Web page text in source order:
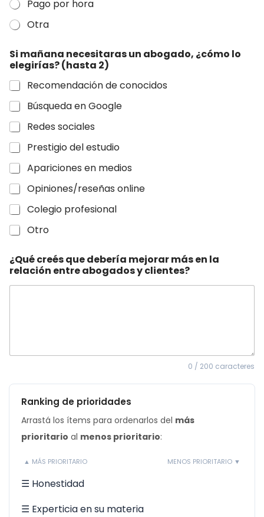
Pago por hora
Otra
Si mañana necesitaras un abogado, ¿cómo lo
elegirías? (hasta 2)
Recomendación de conocidos
Búsqueda en Google
Redes sociales
Prestigio del estudio
Apariciones en medios
Opiniones/reseñas online
Colegio profesional
Otro
¿Qué creés que debería mejorar más en la
relación entre abogados y clientes?
0 / 200 caracteres
Ranking de prioridades
Arrastá los ítems para ordenarlos del más
prioritario al menos prioritario:
▲ MÁS PRIORITARIO MENOS PRIORITARIO ▼
☰ Honestidad
☰ Experticia en su materia